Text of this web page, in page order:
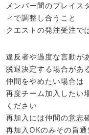
メンバー間のプレイス
ィで調整し合うこと
クエストの発注受注で
違反者や過度な言動が
脱退決定する場合があ
仲間をやめたい場合
再度チーム加入した
ください
再加入には仲間の意志
再加入OKのみその旨